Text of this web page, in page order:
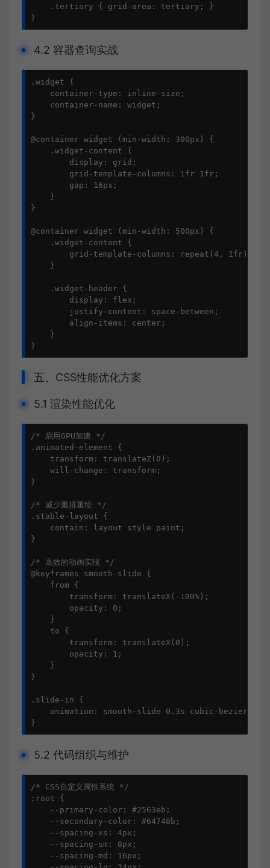
    .tertiary { grid-area: tertiary; }
}
4.2 容器查询实战
.widget {
    container-type: inline-size;
    container-name: widget;
}
@container widget (min-width: 300px) {
    .widget-content {
        display: grid;
        grid-template-columns: 1fr 1fr;
        gap: 16px;
    }
}
@container widget (min-width: 500px) {
    .widget-content {
        grid-template-columns: repeat(4, 1fr);
    }
    .widget-header {
        display: flex;
        justify-content: space-between;
        align-items: center;
    }
}
五、CSS性能优化方案
5.1 渲染性能优化
/* 启用GPU加速 */
.animated-element {
    transform: translateZ(0);
    will-change: transform;
}
/* 减少重排重绘 */
.stable-layout {
    contain: layout style paint;
}
/* 高效的动画实现 */
@keyframes smooth-slide {
    from {
        transform: translateX(-100%);
        opacity: 0;
    }
    to {
        transform: translateX(0);
        opacity: 1;
    }
}
.slide-in {
animation: smooth-slide 0.3s cubic-
}
5.2 代码组织与维护
/* CSS自定义属性系统 */
:root {
    --primary-color: #2563eb;
    --secondary-color: #64748b;
    --spacing-xs: 4px;
    --spacing-sm: 8px;
    --spacing-md: 16px;